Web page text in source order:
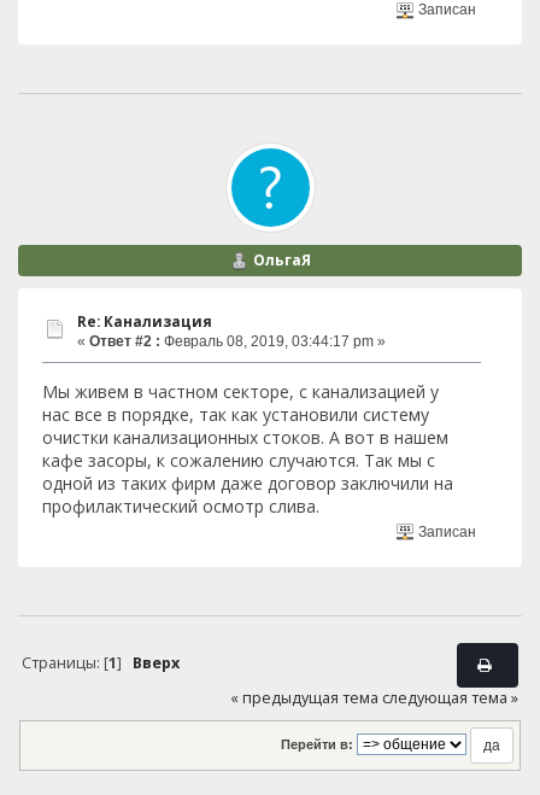
Записан
ОльгаЯ
Re: Канализация
« Ответ #2 : Февраль 08, 2019, 03:44:17 pm »
Мы живем в частном секторе, с канализацией у
нас все в порядке, так как установили систему
очистки канализационных стоков. А вот в нашем
кафе засоры, к сожалению случаются. Так мы с
одной из таких фирм даже договор заключили на
профилактический осмотр слива.
Записан
Страницы: [1] Вверх
« предыдущая тема следующая тема »
Перейти в: